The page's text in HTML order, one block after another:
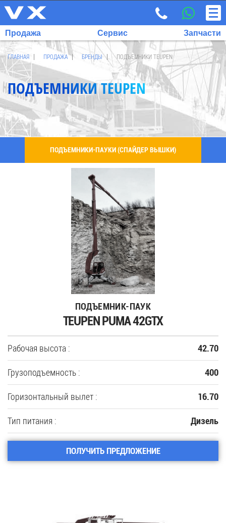
ВЫБРАННЫЙ
ЯЗЫК:
RU
EN
7
Купить новую технику
Сервис
Запчасти
О компании
Продажа Сервис Запчасти
ГЛАВНАЯ ПРОДАЖА БРЕНДЫ ПОДЪЕМНИКИ TEUPEN
ПОДЪЕМНИКИ TEUPEN
ПОДЪЕМНИКИ-ПАУКИ (СПАЙДЕР ВЫШКИ)
ПОДЪЕМНИК-ПАУК
TEUPEN PUMA 42GTX
Рабочая высота : 42.70
Грузоподъемность : 400
Горизонтальный вылет : 16.70
Тип питания : Дизель
ПОЛУЧИТЬ ПРЕДЛОЖЕНИЕ